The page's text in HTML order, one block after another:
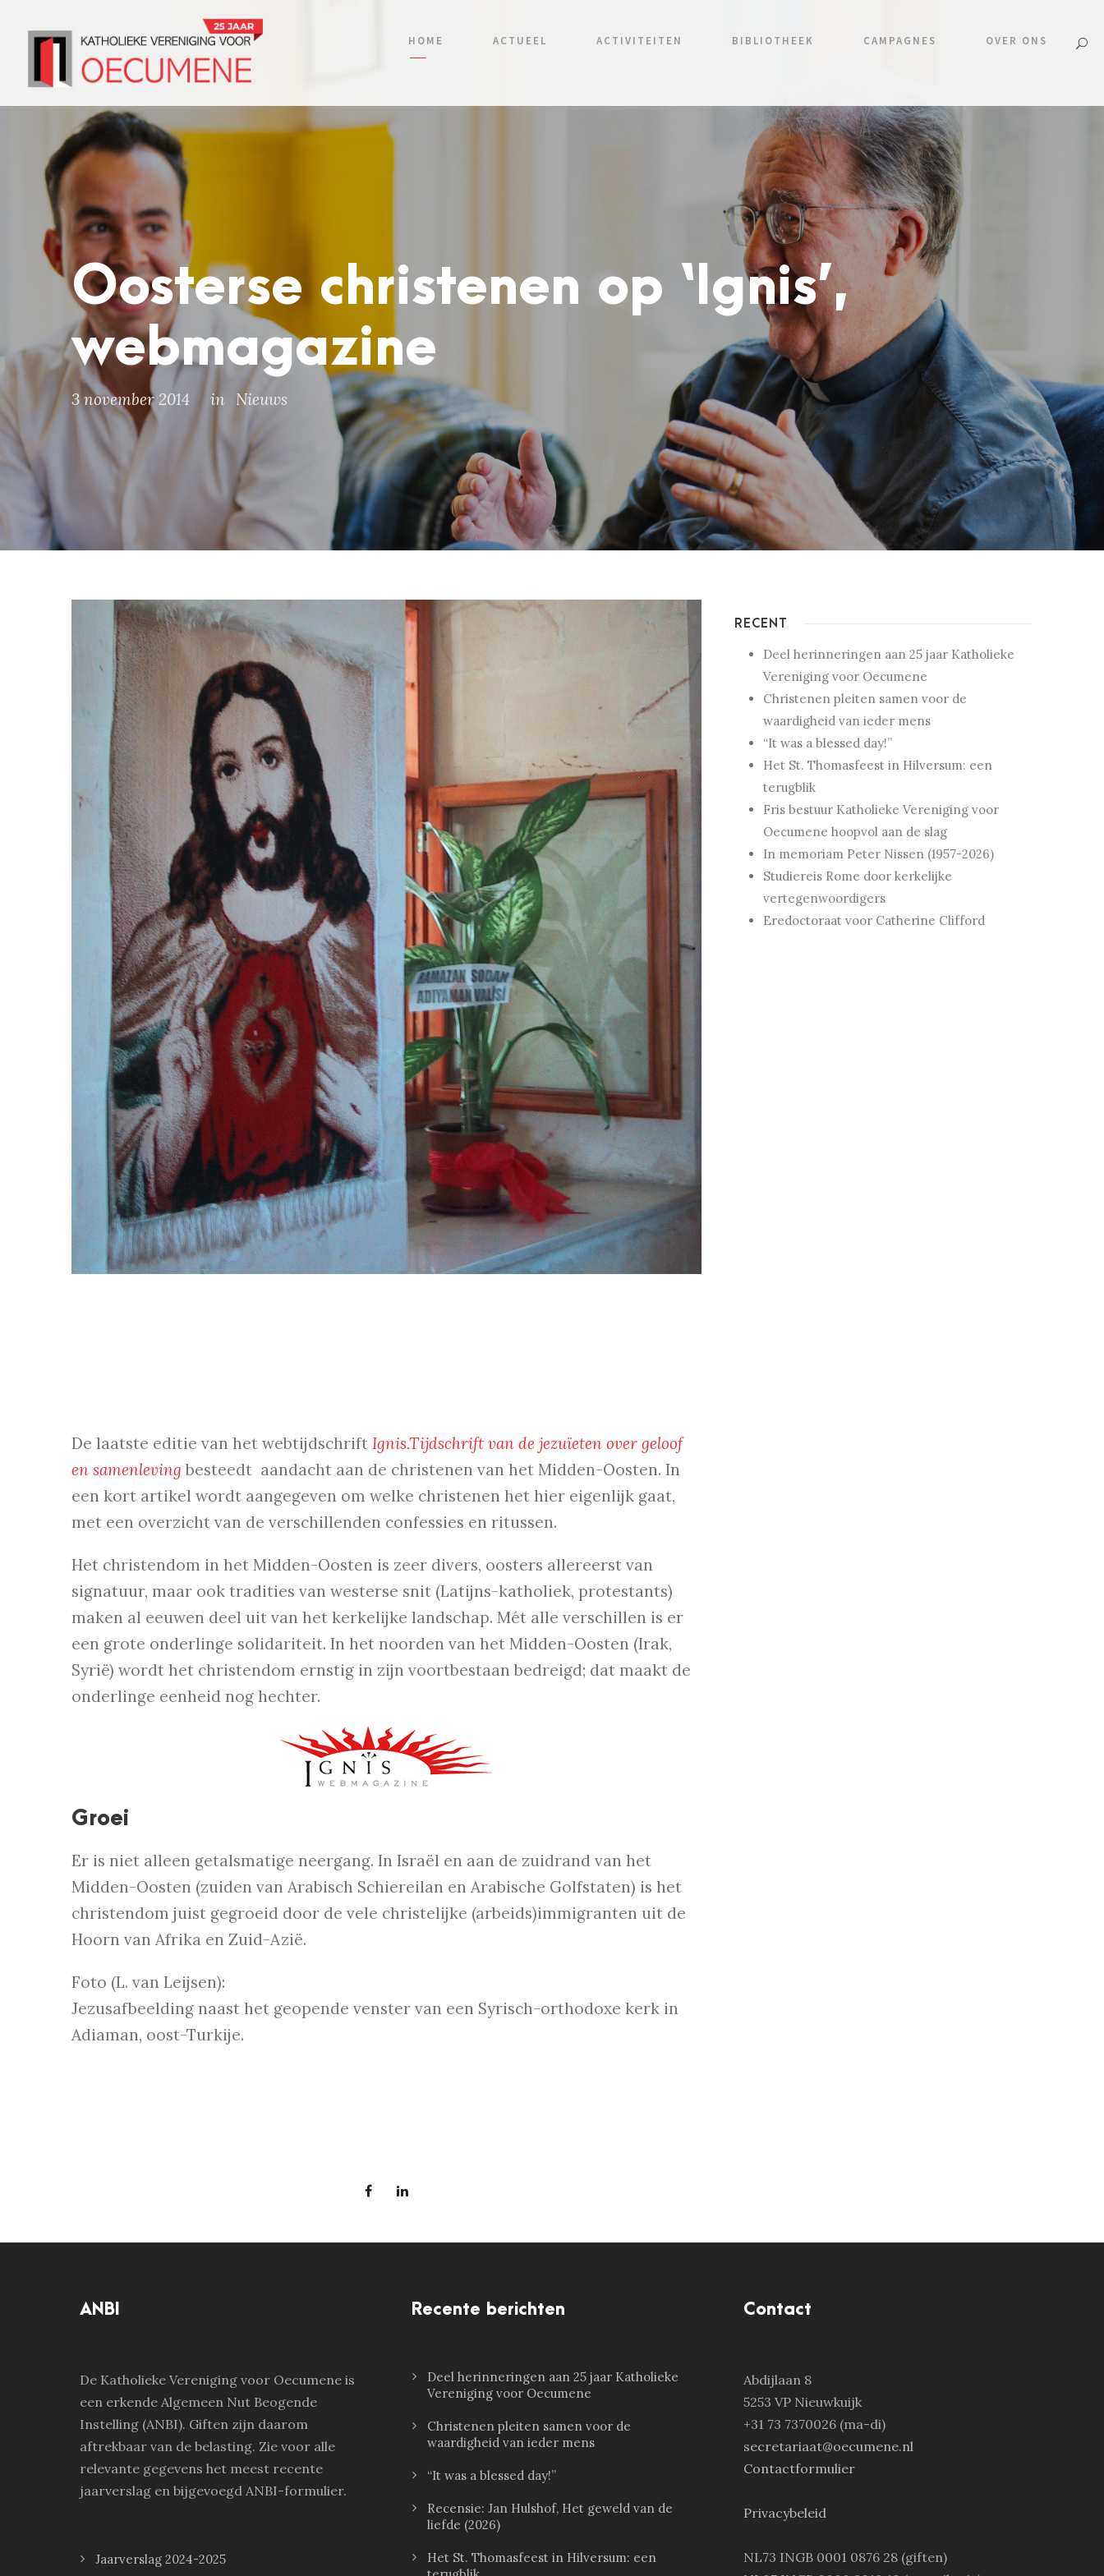
HOME ACTUEEL ACTIVITEITEN BIBLIOTHEEK CAMPAGNES OVER ONS
Oosterse christenen op ‘Ignis’,
webmagazine
3 november 2014 in Nieuws
De laatste editie van het webtijdschrift Ignis.Tijdschrift van de jezuïeten over geloof
en samenleving besteedt aandacht aan de christenen van het Midden-Oosten. In
een kort artikel wordt aangegeven om welke christenen het hier eigenlijk gaat,
met een overzicht van de verschillenden confessies en ritussen.
Het christendom in het Midden-Oosten is zeer divers, oosters allereerst van
signatuur, maar ook tradities van westerse snit (Latijns-katholiek, protestants)
maken al eeuwen deel uit van het kerkelijke landschap. Mét alle verschillen is er
een grote onderlinge solidariteit. In het noorden van het Midden-Oosten (Irak,
Syrië) wordt het christendom ernstig in zijn voortbestaan bedreigd; dat maakt de
onderlinge eenheid nog hechter.
Groei
Er is niet alleen getalsmatige neergang. In Israël en aan de zuidrand van het
Midden-Oosten (zuiden van Arabisch Schiereilan en Arabische Golfstaten) is het
christendom juist gegroeid door de vele christelijke (arbeids)immigranten uit de
Hoorn van Afrika en Zuid-Azië.
Foto (L. van Leijsen):
Jezusafbeelding naast het geopende venster van een Syrisch-orthodoxe kerk in
Adiaman, oost-Turkije.
RECENT
Deel herinneringen aan 25 jaar Katholieke
Vereniging voor Oecumene
Christenen pleiten samen voor de
waardigheid van ieder mens
“It was a blessed day!”
Het St. Thomasfeest in Hilversum: een
terugblik
Fris bestuur Katholieke Vereniging voor
Oecumene hoopvol aan de slag
In memoriam Peter Nissen (1957-2026)
Studiereis Rome door kerkelijke
vertegenwoordigers
Eredoctoraat voor Catherine Clifford
ANBI
De Katholieke Vereniging voor Oecumene is
een erkende Algemeen Nut Beogende
Instelling (ANBI). Giften zijn daarom
aftrekbaar van de belasting. Zie voor alle
relevante gegevens het meest recente
jaarverslag en bijgevoegd ANBI-formulier.
Jaarverslag 2024-2025
Recente berichten
Deel herinneringen aan 25 jaar Katholieke
Vereniging voor Oecumene
Christenen pleiten samen voor de
waardigheid van ieder mens
“It was a blessed day!”
Recensie: Jan Hulshof, Het geweld van de
liefde (2026)
Het St. Thomasfeest in Hilversum: een
Contact
Abdijlaan 8
5253 VP Nieuwkuijk
+31 73 7370026 (ma-di)
secretariaat@oecumene.nl
Contactformulier
Privacybeleid
NL73 INGB 0001 0876 28 (giften)